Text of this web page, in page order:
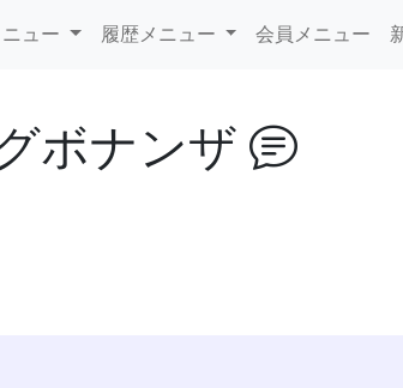
ュー 履歴メニュー 会員メニュー
ボナンザ